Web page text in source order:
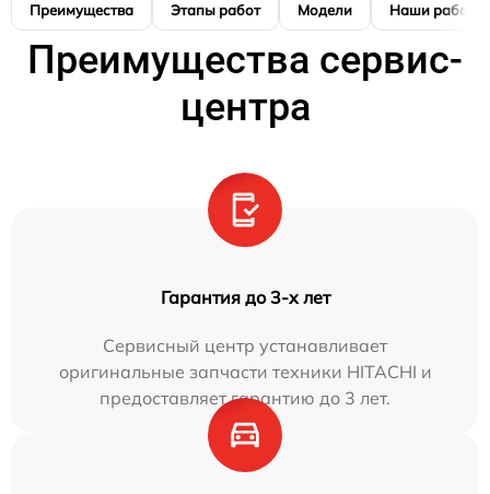
Преимущества Этапы работ Модели Наши работы
Преимущества сервис-
центра
Гарантия до 3-х лет
Сервисный центр устанавливает
оригинальные запчасти техники HITACHI и
предоставляет гарантию до 3 лет.